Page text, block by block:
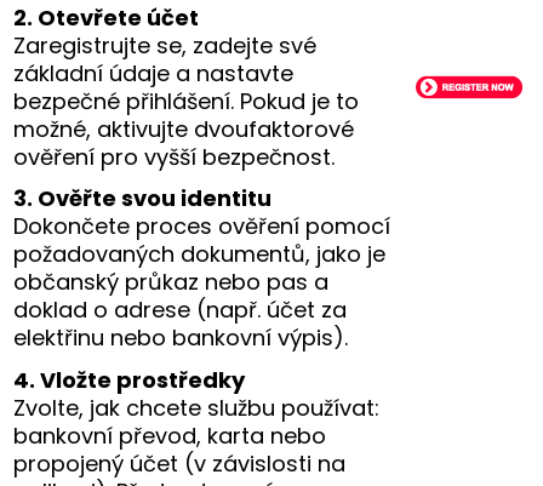
2. Otevřete účet
Zaregistrujte se, zadejte své
základní údaje a nastavte
bezpečné přihlášení. Pokud je to
možné, aktivujte dvoufaktorové
ověření pro vyšší bezpečnost.
3. Ověřte svou identitu
Dokončete proces ověření pomocí
požadovaných dokumentů, jako je
občanský průkaz nebo pas a
doklad o adrese (např. účet za
elektřinu nebo bankovní výpis).
4. Vložte prostředky
Zvolte, jak chcete službu používat:
bankovní převod, karta nebo
propojený účet (v závislosti na